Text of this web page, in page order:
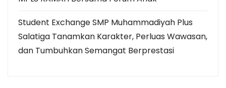
Student Exchange SMP Muhammadiyah Plus
Salatiga Tanamkan Karakter, Perluas Wawasan,
dan Tumbuhkan Semangat Berprestasi